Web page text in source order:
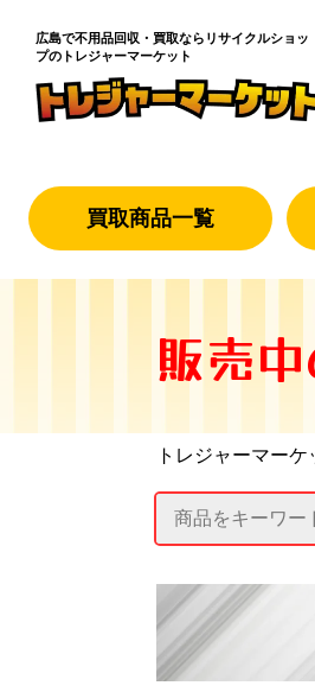
広島で不用品回収・買取なら リサイクルショッ
プのトレジャーマーケット
買取商品一覧
販売
トレジャーマーケ